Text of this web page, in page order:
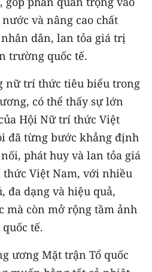
và nâng cao chất
dân, lan tỏa giá trị
trường quốc tế.
nữ trí thức tiêu biểu trong
có thể thấy sự lớn
Hội Nữ trí thức Việt
đã từng bước khẳng định
phát huy và lan tỏa giá
Việt Nam, với nhiều
đa dạng và hiệu quả,
mà còn mở rộng tầm ảnh
tế.
ương Mặt trận Tổ quốc